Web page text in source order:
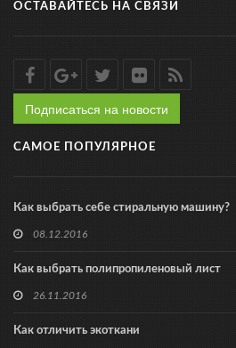
ОСТАВАЙТЕСЬ НА СВЯЗИ
Подписаться на новости
САМОЕ ПОПУЛЯРНОЕ
Как выбрать себе стиральную машину?
08.12.2016
Как выбрать полипропиленовый лист
26.11.2016
Как отличить экоткани